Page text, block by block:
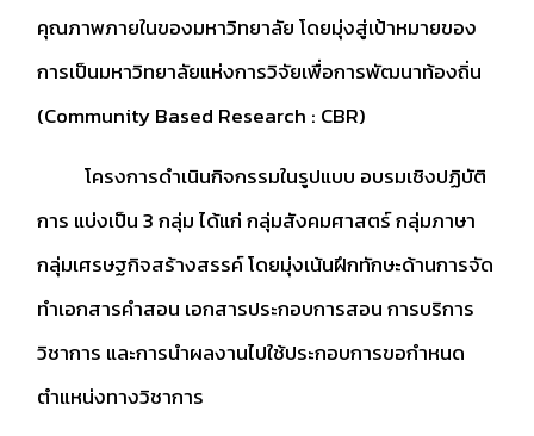
คุณภาพภายในของมหาวิทยาลัย โดยมุ่งสู่เป้าหมายของ
การเป็นมหาวิทยาลัยแห่งการวิจัยเพื่อการพัฒนาท้องถิ่น
(Community Based Research : CBR)
โครงการดำเนินกิจกรรมในรูปแบบ อบรมเชิงปฏิบัติ
การ แบ่งเป็น 3 กลุ่ม ได้แก่ กลุ่มสังคมศาสตร์ กลุ่มภาษา
กลุ่มเศรษฐกิจสร้างสรรค์โดยมุ่งเน้นฝึกทักษะด้านการจัด
ทำเอกสารคำสอน เอกสารประกอบการสอน การบริการ
วิชาการ และการนำผลงานไปใช้ประกอบการขอกำหนด
ตำแหน่งทางวิชาการ